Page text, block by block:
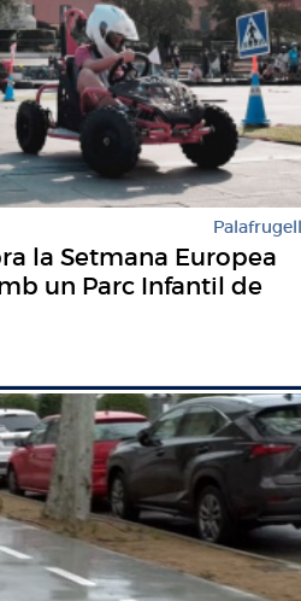
Palafrugell
la Setmana Europea
un Parc Infantil de